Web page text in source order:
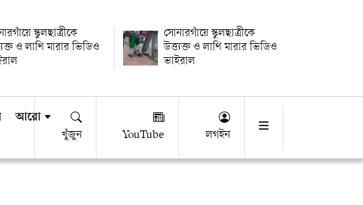
স্কুলছাত্রীকে
ও লাথি মারার ভিডিও
সোনারগাঁয়ে স্কুলছাত্রীকে
উত্ত্যক্ত ও লাথি মারার ভিডিও
ভাইরাল
আরো
খুঁজুন YouTube লগইন